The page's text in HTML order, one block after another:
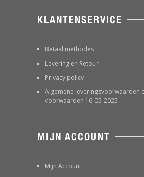
KLANTENSERVICE
Betaal methodes
Levering en Retour
Privacy policy
Algemene leveringsvoorwaarden
voorwaarden 16-05-2025
MIJN ACCOUNT
Mijn Account